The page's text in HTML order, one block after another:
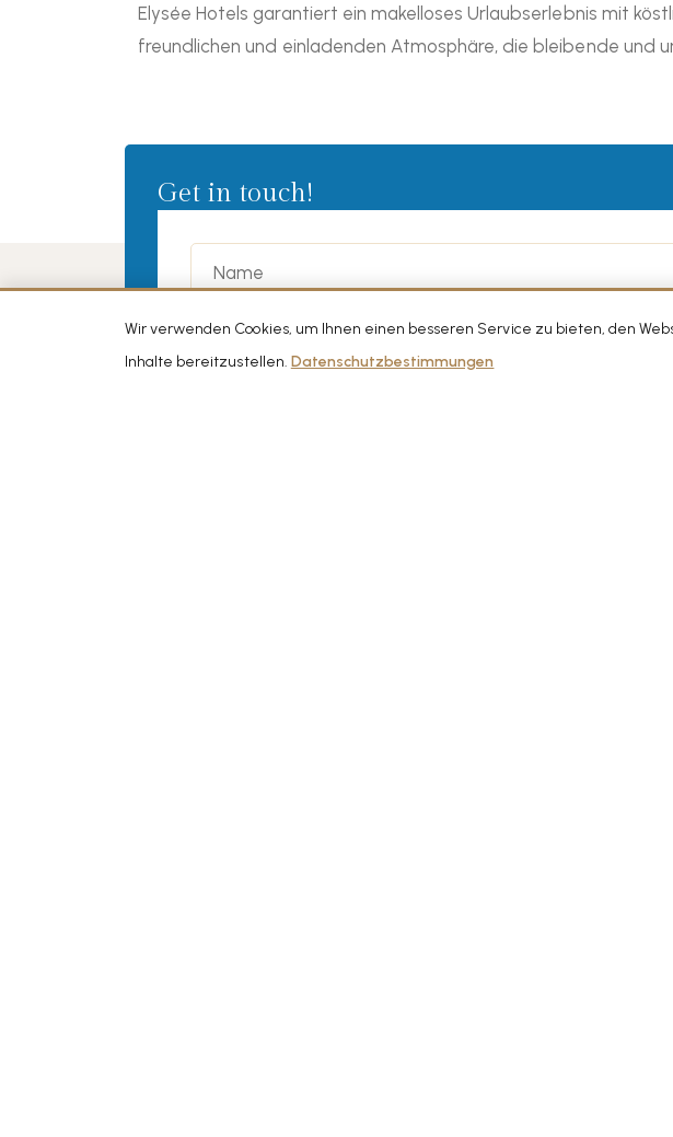
Elysée Hotels garantiert ein makelloses Urlaubserlebnis mit
freundlichen und einladenden Atmosphäre, die bleibende und
Get in touch!
Wir verwenden Cookies, um Ihnen einen besseren Service zu bieten, den
Inhalte bereitzustellen. Datenschutzbestimmungen